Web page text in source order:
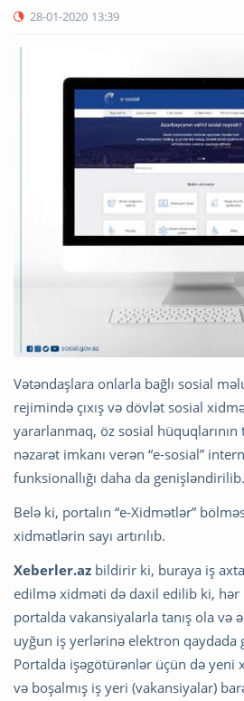
28-01-2020 13:39
Vətəndaşlara onlarla bağlı sosial
rejimində çıxış və dövlət sosial
yararlanmaq, öz sosial hüquqlarının
nəzarət imkanı verən “e-sosial”
funksionallığı daha da genişləndirilib.
Belə ki, portalın “e-Xidmətlər”
xidmətlərin sayı artırılıb.
Xeberler.az bildirir ki, buraya iş
edilmə xidməti də daxil edilib ki, hər
portalda vakansiyalarla tanış ola və
uyğun iş yerlərinə elektron qaydada
Portalda işəgötürənlər üçün də yeni
və boşalmış iş yeri (vakansiyalar)